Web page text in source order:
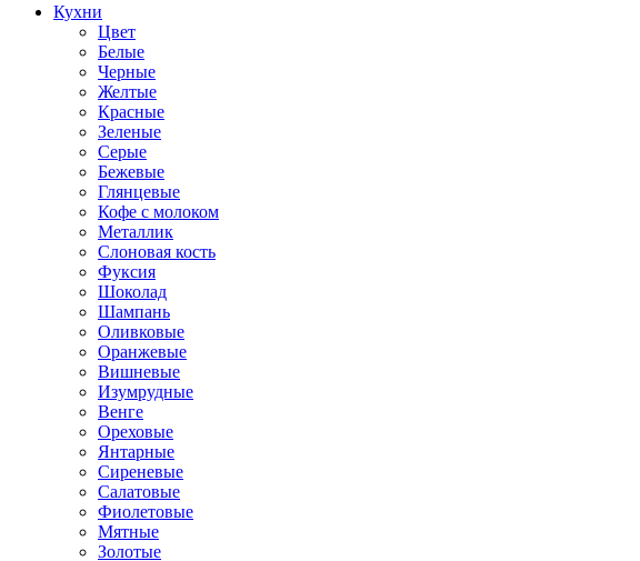
Кухни
Цвет
Белые
Черные
Желтые
Красные
Зеленые
Серые
Бежевые
Глянцевые
Кофе с молоком
Металлик
Слоновая кость
Фуксия
Шоколад
Шампань
Оливковые
Оранжевые
Вишневые
Изумрудные
Венге
Ореховые
Янтарные
Сиреневые
Салатовые
Фиолетовые
Мятные
Золотые